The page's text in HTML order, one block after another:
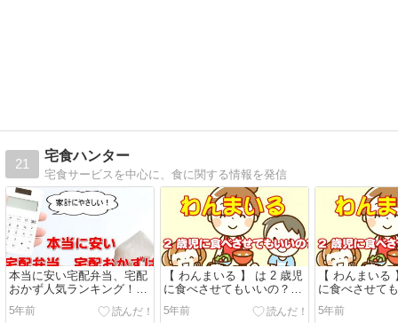
21
宅食ハンター
宅食サービスを中心に、食に関する情報を発信
本当に安い宅配弁当、宅配
おかず人気ランキング！激
安300円台から
5年前
【 わんまいる 】 は 2 歳児
に食べさせてもいいの？安
心して食べられるのか調査
しました
5年前
【 わんまいる
に食べさせて
心して食べら
しました
5年前